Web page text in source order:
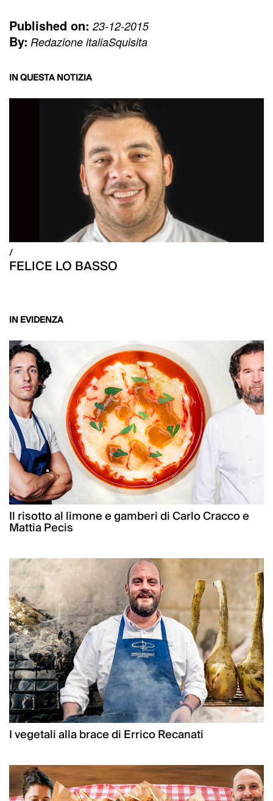
Published on: 23-12-2015
By: Redazione italiaSquisita
IN QUESTA NOTIZIA
/
FELICE LO BASSO
IN EVIDENZA
Il risotto al limone e gamberi di Carlo Cracco e
Mattia Pecis
I vegetali alla brace di Errico Recanati